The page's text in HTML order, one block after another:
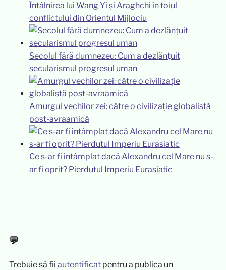
Întâlnirea lui Wang Yi și Araghchi în toiul
conflictului din Orientul Mijlociu
Secolul fără dumnezeu: Cum a dezlănțuit
secularismul progresul uman
Amurgul vechilor zei: către o civilizație globalistă
post-avraamică
Ce s-ar fi întâmplat dacă Alexandru cel Mare nu s-
ar fi oprit? Pierdutul Imperiu Eurasiatic
💬
Trebuie să fii autentificatpentru a publica un